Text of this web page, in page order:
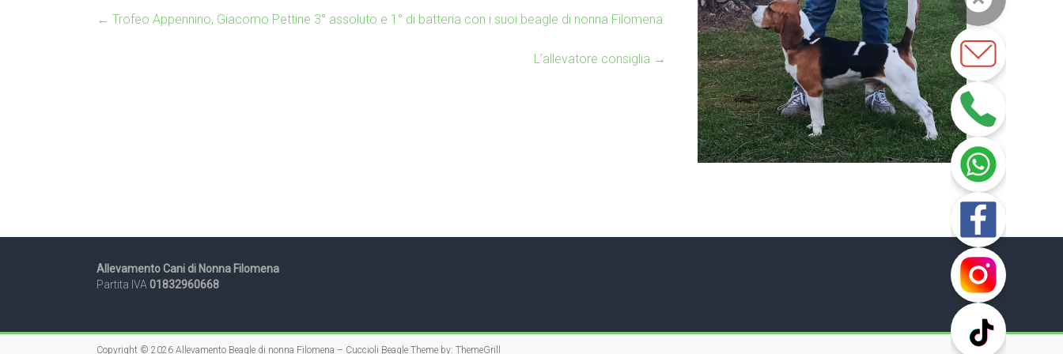
← Trofeo Appennino, Giacomo Pettine 3° assoluto e 1° di batteria con i suoi beagle di nonna Filomena
L’allevatore consiglia →
Allevamento Cani di Nonna Filomena
Partita IVA 01832960668
Copyright © 2026 Allevamento Beagle di nonna Filomena – Cuccioli Beagle Theme by: ThemeGrill